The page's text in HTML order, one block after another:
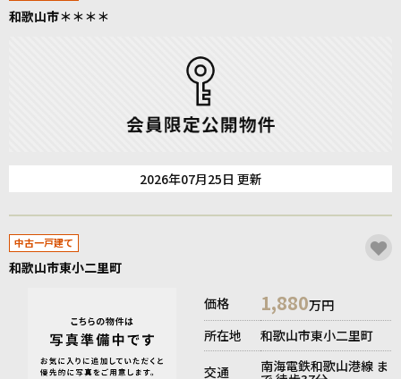
和歌山市＊＊＊＊
2026年07月25日 更新
中古一戸建て
和歌山市東小二里町
価格
1,880万円
所在地
和歌山市東小二里町
交通 南海電鉄和歌山港線 ま